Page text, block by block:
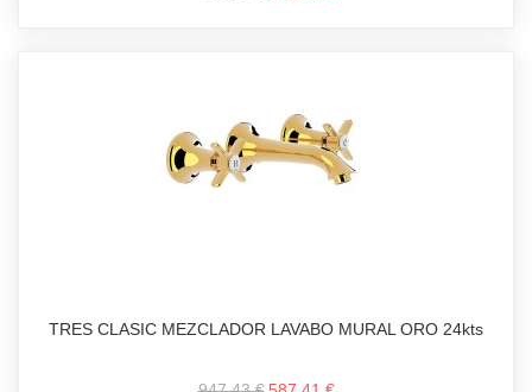
TRES CLASIC MEZCLADOR LAVABO MURAL ORO 24kts